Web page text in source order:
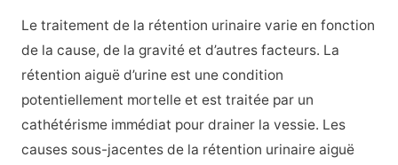
Le traitement de la rétention urinaire varie en fonction
de la cause, de la gravité et d’autres facteurs. La
rétention aiguë d’urine est une condition
potentiellement mortelle et est traitée par un
cathétérisme immédiat pour drainer la vessie. Les
causes sous-jacentes de la rétention urinaire aiguë